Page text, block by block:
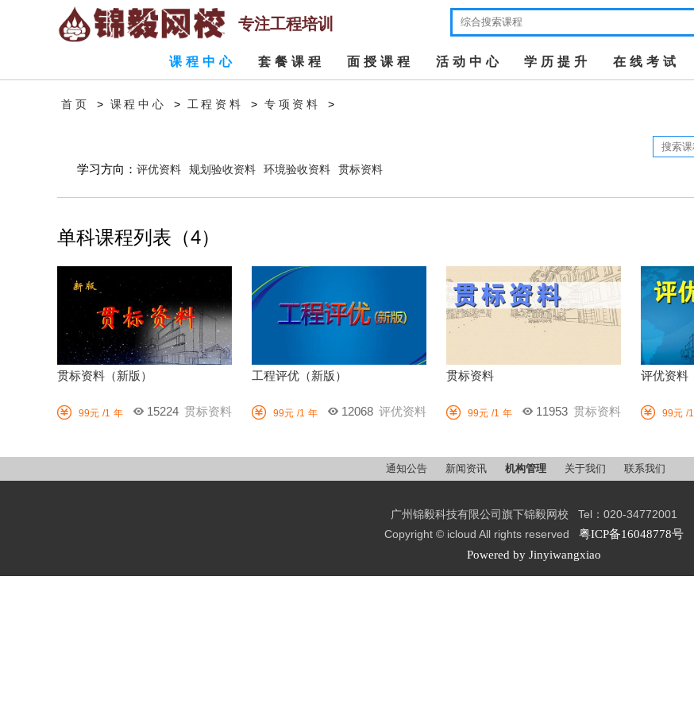
专注工程培训
课程中心 套餐课程 面授课程 活动中心 学历提升 在线考试
首页 > 课程中心 > 工程资料 > 专项资料 >
学习方向： 评优资料 规划验收资料 环境验收资料 贯标资料
单科课程列表（4）
贯标资料（新版）
 99元 /1 年 15224 贯标资料
工程评优（新版）
 99元 /1 年 12068 评优资料
贯标资料
 99元 /1 年 11953 贯标资料
评优资料
 99元 /1
通知公告 新闻资讯 机构管理 关于我们 联系我们
广州锦毅科技有限公司旗下锦毅网校 Tel：020-34772001
Copyright © icloud All rights reserved 粤ICP备16048778号
Powered by Jinyiwangxiao